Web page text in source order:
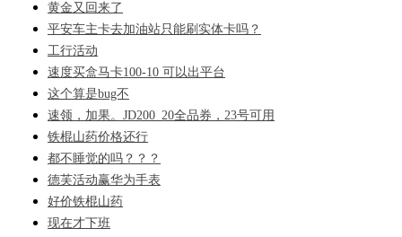
黄金又回来了
平安车主卡去加油站只能刷实体卡吗？
工行活动
速度买盒马卡100-10 可以出平台
这个算是bug不
速领，加果。JD200_20全品券，23号可用
铁棍山药价格还行
都不睡觉的吗？？？
德芙活动赢华为手表
好价铁棍山药
现在才下班